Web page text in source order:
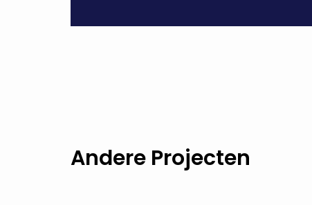
Andere Projecten